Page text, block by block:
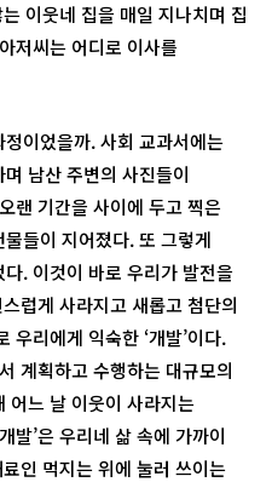
이웃네 집을 매일 지나치며 집
저씨는 어디로 이사를
이었을까. 사회 교과서에는
남산 주변의 사진들이
랜 기간을 사이에 두고 찍은
들이 지어졌다. 또 그렇게
. 이것이 바로 우리가 발전을
럽게 사라지고 새롭고 첨단의
우리에게 익숙한 ‘개발’이다.
계획하고 수행하는 대규모의
어느 날 이웃이 사라지는
발’은 우리네 삶 속에 가까이
인 먹지는 위에 눌러 쓰이는